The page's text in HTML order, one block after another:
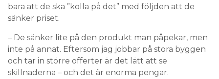
bara att de ska ”kolla på det” med följden att de
sänker priset.
– De sänker lite på den produkt man påpekar, men
inte på annat. Eftersom jag jobbar på stora byggen
och tar in större offerter är det lätt att se
skillnaderna – och det är enorma pengar.